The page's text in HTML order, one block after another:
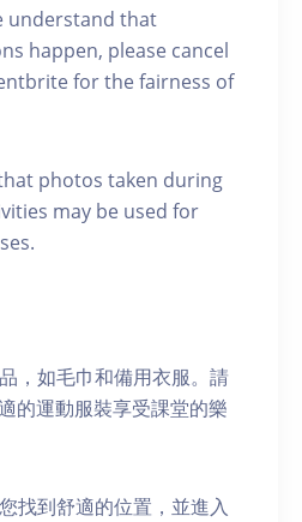
understand that
happen, please cancel
for the fairness of
photos taken during
may be used for
，如毛巾和備用衣服。請
的運動服裝享受課堂的樂
找到舒適的位置，並進入